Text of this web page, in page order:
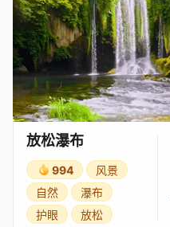
放松瀑布
994
风景
自然
瀑布
护眼
放松